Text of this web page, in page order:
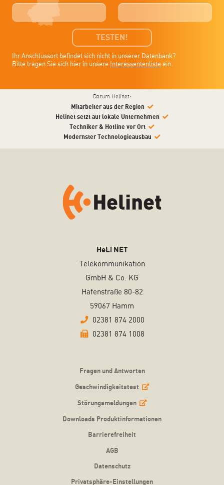
TESTEN!
Ihr Anschlussort befindet sich nicht in unserer Datenbank?
Bitte tragen Sie sich hier in unsere
Interessentenliste ein.
Darum Helinet:
Mitarbeiter aus der Region
Helinet setzt auf lokale Unternehmen
Techniker & Hotline vor Ort
Modernster Technologieausbau
HeLi NET
Telekommunikation
GmbH & Co. KG
Hafenstraße 80-82
59067 Hamm
02381 874 2000
02381 874 1008
Fragen und Antworten
Geschwindigkeitstest
Störungsmeldungen
Downloads Produktinformationen
Barrierefreiheit
AGB
Datenschutz
Privatsphäre-Einstellungen